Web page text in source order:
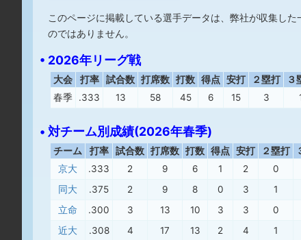
このページに掲載している選手データは、弊社が収集し
のではありません。
• 2026年リーグ戦
大会 打率 試合数 打席数 打数 得点 安打 ２塁打 ３
春季
.333 13 58 45 6 15 3
• 対チーム別成績(2026年春季)
チーム 打率 試合数 打席数 打数 得点 安打 ２塁打
京大
.333 2 9 6 1 2 0
同大
.375 2 9 8 0 3 1
立命
.300 3 13 10 3 3 0
近大
.308 4 17 13 2 4 1